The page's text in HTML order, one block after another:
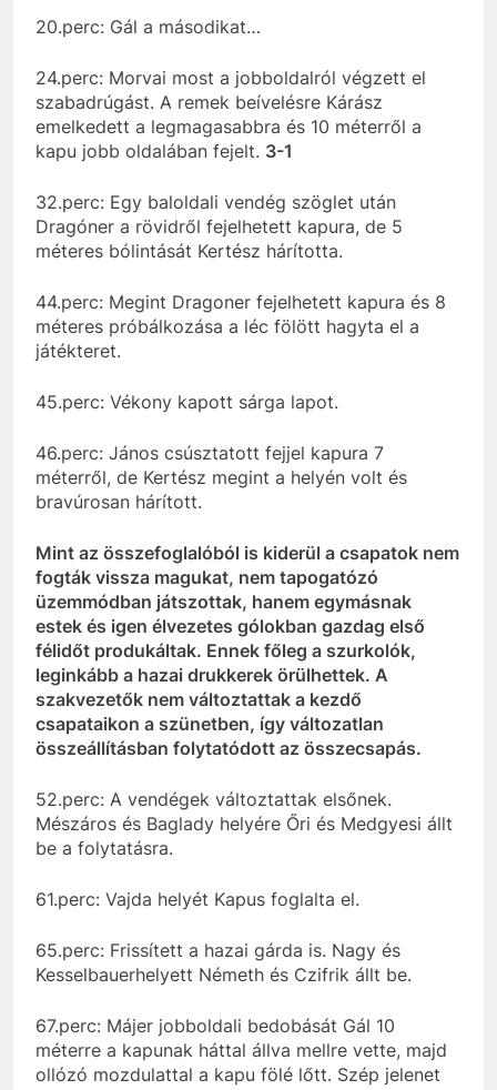
20.perc: Gál a másodikat…
24.perc: Morvai most a jobboldalról végzett el
szabadrúgást. A remek beívelésre Kárász
emelkedett a legmagasabbra és 10 méterről a
kapu jobb oldalában fejelt. 3-1
32.perc: Egy baloldali vendég szöglet után
Dragóner a rövidről fejelhetett kapura, de 5
méteres bólintását Kertész hárította.
44.perc: Megint Dragoner fejelhetett kapura és 8
méteres próbálkozása a léc fölött hagyta el a
játékteret.
45.perc: Vékony kapott sárga lapot.
46.perc: János csúsztatott fejjel kapura 7
méterről, de Kertész megint a helyén volt és
bravúrosan hárított.
Mint az összefoglalóból is kiderül a csapatok nem
fogták vissza magukat, nem tapogatózó
üzemmódban játszottak, hanem egymásnak
estek és igen élvezetes gólokban gazdag első
félidőt produkáltak. Ennek főleg a szurkolók,
leginkább a hazai drukkerek örülhettek. A
szakvezetők nem változtattak a kezdő
csapataikon a szünetben, így változatlan
összeállításban folytatódott az összecsapás.
52.perc: A vendégek változtattak elsőnek.
Mészáros és Baglady helyére Őri és Medgyesi állt
be a folytatásra.
61.perc: Vajda helyét Kapus foglalta el.
65.perc: Frissített a hazai gárda is. Nagy és
Kesselbauerhelyett Németh és Czifrik állt be.
67.perc: Májer jobboldali bedobását Gál 10
méterre a kapunak háttal állva mellre vette, majd
ollózó mozdulattal a kapu fölé lőtt. Szép jelenet